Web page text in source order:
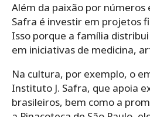
Além da paixão por números
Safra é investir em projetos
Isso porque a família
em iniciativas de medicina,
Na cultura, por exemplo, o
Instituto J. Safra, que apoia
brasileiros, bem como a